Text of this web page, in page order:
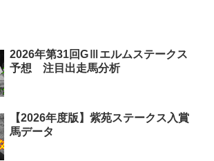
2026年第31回GⅢエルムステークス
予想 注目出走馬分析
【2026年度版】紫苑ステークス入賞
馬データ